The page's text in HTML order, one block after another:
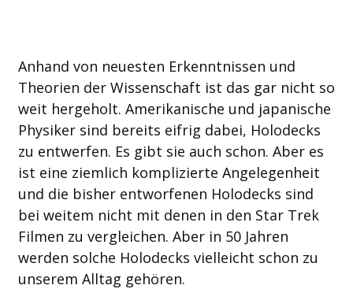
Anhand von neuesten Erkenntnissen und
Theorien der Wissenschaft ist das gar nicht so
weit hergeholt. Amerikanische und japanische
Physiker sind bereits eifrig dabei, Holodecks
zu entwerfen. Es gibt sie auch schon. Aber es
ist eine ziemlich komplizierte Angelegenheit
und die bisher entworfenen Holodecks sind
bei weitem nicht mit denen in den Star Trek
Filmen zu vergleichen. Aber in 50 Jahren
werden solche Holodecks vielleicht schon zu
unserem Alltag gehören.